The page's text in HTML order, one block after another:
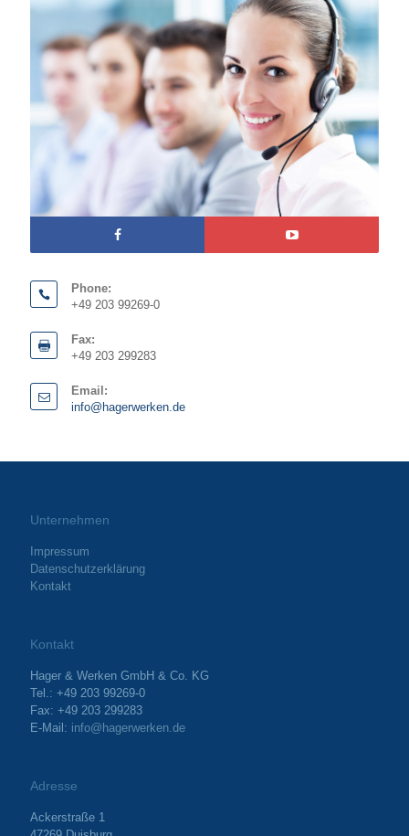
Phone:
+49 203 99269-0
Fax:
+49 203 299283
Email:
info@hagerwerken.de
Unternehmen
Impressum
Datenschutzerklärung
Kontakt
Kontakt
Hager & Werken GmbH & Co. KG
Tel.: +49 203 99269-0
Fax: +49 203 299283
E-Mail: info@hagerwerken.de
Adresse
Ackerstraße 1